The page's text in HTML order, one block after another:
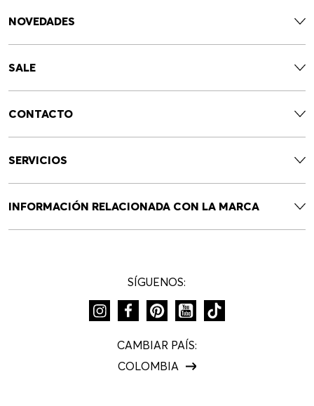
NOVEDADES
SALE
CONTACTO
SERVICIOS
INFORMACIÓN RELACIONADA CON LA MARCA
SÍGUENOS:
CAMBIAR PAÍS:
COLOMBIA